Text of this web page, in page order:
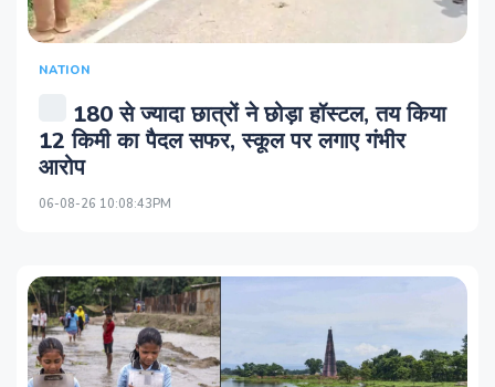
NATION
180 से ज्यादा छात्रों ने छोड़ा हॉस्टल, तय किया
12 किमी का पैदल सफर, स्कूल पर लगाए गंभीर
आरोप
06-08-26 10:08:43PM